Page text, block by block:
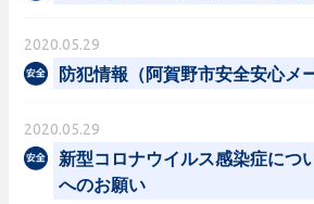
2020.05.29
防犯情報（阿賀野市安全安心メ
2020.05.29
新型コロナウイルス感染症につ
へのお願い